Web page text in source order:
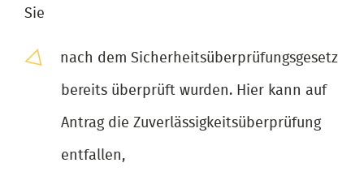
Sie
nach dem Sicherheitsüberprüfungsgesetz
bereits überprüft wurden. Hier kann auf
Antrag die Zuverlässigkeitsüberprüfung
entfallen,